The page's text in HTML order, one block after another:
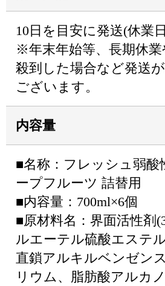
10日を目安に発送(休業
※年末年始等、長期休
殺到した場合など発送
ございます。
内容量
■名称：フレッシュ弱酸
ープフルーツ 詰替用
■内容量：700ml×6個
■原材料名：界面活性剤
ルエーテル硫酸エステ
直鎖アルキルベンゼン
リウム、脂肪酸アルカ